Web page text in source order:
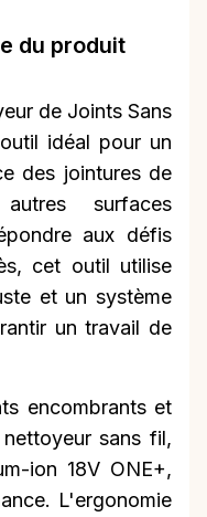
du produit
de Joints Sans
idéal pour un
des jointures de
surfaces
aux défis
cet outil utilise
et un système
un travail de
encombrants et
sans fil,
ion 18V ONE+,
L'ergonomie